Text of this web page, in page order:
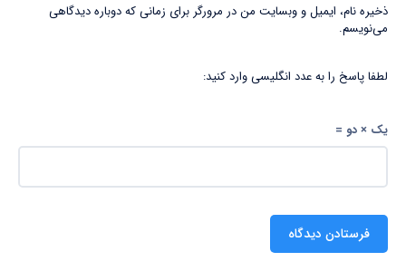
ذخیره نام، ایمیل و وبسایت من در مرورگر برای زمانی که دوباره دیدگاهی
می‌نویسم.
لطفا پاسخ را به عدد انگلیسی وارد کنید:
یک × دو =